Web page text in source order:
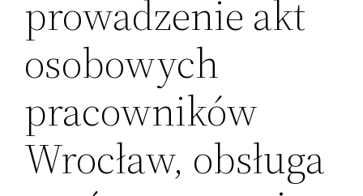
prowadzenie akt
osobowych
pracowników
Wrocław, obsługa